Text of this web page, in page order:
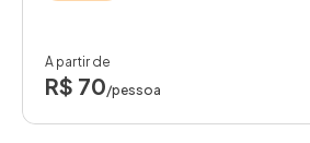
A partir de
R$ 70/pessoa